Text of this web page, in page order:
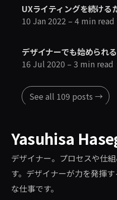
UXライティングを続ける
10 Jan 2022 – 4 min read
デザイナーでも始められ
16 Jul 2020 – 3 min read
See all 109 posts →
Yasuhisa
デザイナー。プロセスや仕
す。デザイナーが力を発揮
な仕事です。